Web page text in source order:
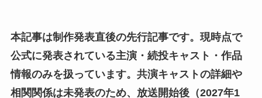
本記事は制作発表直後の先行記事です。現時点で
公式に発表されている主演・続投キャスト・作品
情報のみを扱っています。共演キャストの詳細や
相関関係は未発表のため、放送開始後（2027年1